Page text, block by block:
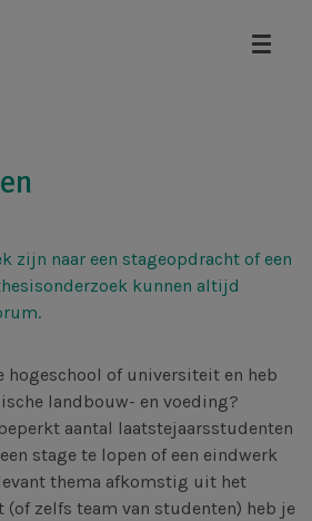
zijn naar een stageopdracht of een
kunnen altijd
hogeschool of universiteit en heb
landbouw- en voeding?
aantal laatstejaarsstudenten
stage te lopen of een eindwerk
thema afkomstig uit het
zelfs team van studenten) heb je